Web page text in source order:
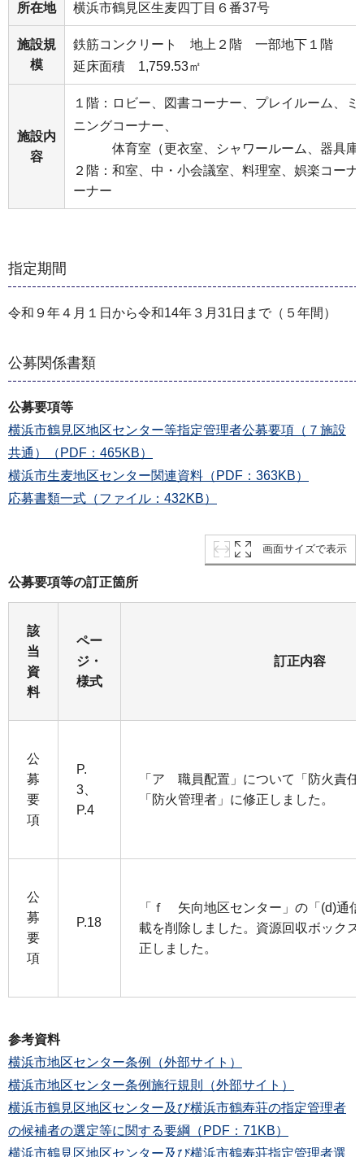
所在地 横浜市鶴見区生麦四丁目６番37号
施設規
模
鉄筋コンクリート 地上２階 一部地下１階
延床面積 1,759.53㎡
施設内
容
１階：ロビー、図書コーナー、プレイルーム、
ニングコーナー、
体育室（更衣室、シャワールーム、器具庫
２階：和室、中・小会議室、料理室、娯楽コー
ーナー
指定期間
令和９年４月１日から令和14年３月31日まで（５年間）
公募関係書類
公募要項等
横浜市鶴見区地区センター等指定管理者公募要項（７施設
共通）（PDF：465KB）
横浜市生麦地区センター関連資料（PDF：363KB）
応募書類一式（ファイル：432KB）
画面サイズで表示
公募要項等の訂正箇所
該
当
資
料
ペー
ジ・
様式
訂正内容
公
募
要
項
P.
3、
P.4
「ア 職員配置」について「防火責任
「防火管理者」に修正しました。
公
募
要
項
P.18
「ｆ 矢向地区センター」の「(d)通
載を削除しました。資源回収ボックス
正しました。
参考資料
横浜市地区センター条例（外部サイト）
横浜市地区センター条例施行規則（外部サイト）
横浜市鶴見区地区センター及び横浜市鶴寿荘の指定管理者
の候補者の選定等に関する要綱（PDF：71KB）
横浜市鶴見区地区センター及び横浜市鶴寿荘指定管理者選